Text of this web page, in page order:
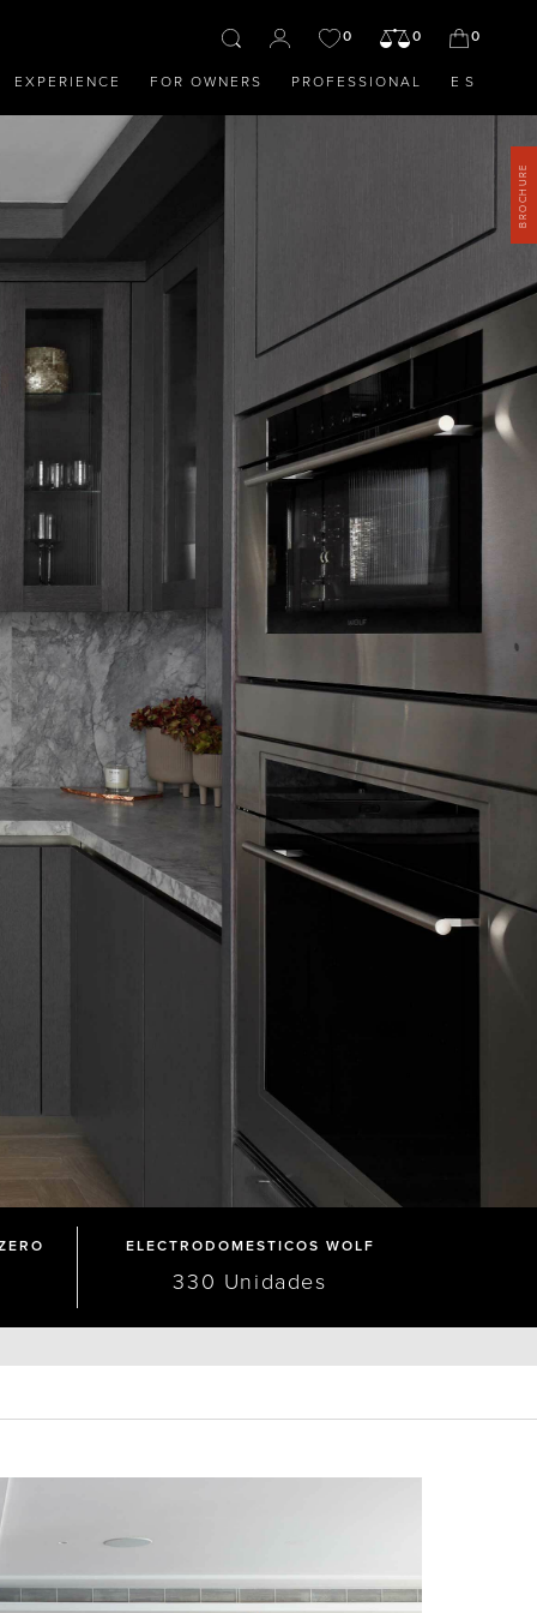
0 0 0
EXPERIENCE FOR OWNERS PROFESSIONAL ES
ELECTRODOMESTICOS WOLF
330 Unidades
BROCHURE